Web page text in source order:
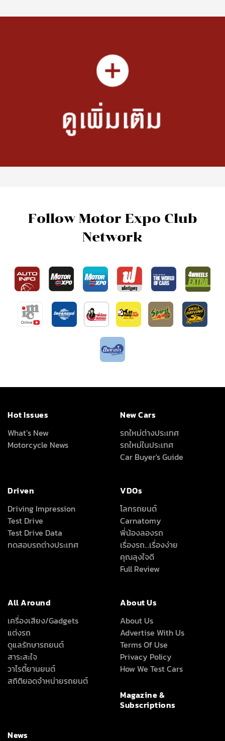
Follow Motor Expo Club
Network
Hot Issues
What’s New
Motorcycle News
New Cars
รถใหม่ต่างประเทศ
รถใหม่ในประเทศ
Car Buyer's Guide
Driven
Driving Impression
Test Drive
Test Drive Data
ทดสอบรถต่างประเทศ
VDOs
โลกรถยนต์
Carnatomy
พี่น้องลองรถ
เรื่องรถ…เรื่องง่าย
คุณลุงใจดี
Full Review
All Around
เครื่องเสียง/Gadgets
แต่งรถ
ดูแลรักษารถยนต์
สาระสะใจ
วาไรตี้ยานยนต์
สถิติยอดจำหน่ายรถยนต์
About Us
About Us
Advertise With Us
Terms Of Use
Privacy Policy
How We Test Cars
Magazine &
Subscriptions
News